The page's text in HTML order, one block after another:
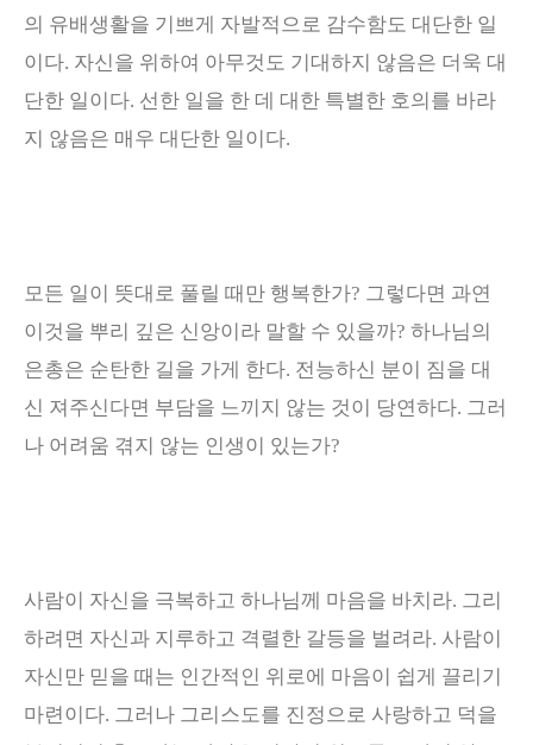
의 유배생활을 기쁘게 자발적으로 감수함도 대단한 일
이다. 자신을 위하여 아무것도 기대하지 않음은 더욱 대
단한 일이다. 선한 일을 한 데 대한 특별한 호의를 바라
지 않음은 매우 대단한 일이다.
모든 일이 뜻대로 풀릴 때만 행복한가? 그렇다면 과연
이것을 뿌리 깊은 신앙이라 말할 수 있을까? 하나님의
은총은 순탄한 길을 가게 한다. 전능하신 분이 짐을 대
신 져주신다면 부담을 느끼지 않는 것이 당연하다. 그러
나 어려움 겪지 않는 인생이 있는가?
사람이 자신을 극복하고 하나님께 마음을 바치라. 그리
하려면 자신과 지루하고 격렬한 갈등을 벌려라. 사람이
자신만 믿을 때는 인간적인 위로에 마음이 쉽게 끌리기
마련이다. 그러나 그리스도를 진정으로 사랑하고 덕을